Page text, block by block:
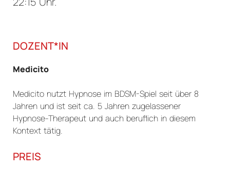
DOZENT*IN
Medicito
Medicito nutzt Hypnose im BDSM-Spiel seit über 8
Jahren und ist seit ca. 5 Jahren zugelassener
Hypnose-Therapeut und auch beruflich in diesem
Kontext tätig.
PREIS